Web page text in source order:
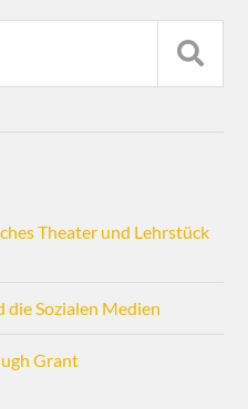
Theater und Lehrstück
die Sozialen Medien
Grant